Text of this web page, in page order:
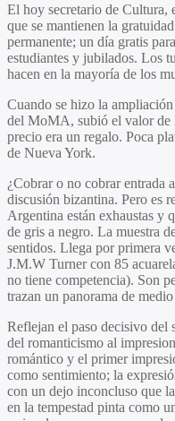
El hoy secretario de Cultura,
que se mantienen la
permanente; un día gratis
estudiantes y jubilados. Los
hacen en la mayoría de los
Cuando se hizo la
del MoMA, subió el valor de
precio era un regalo. Poca
de Nueva York.
¿Cobrar o no cobrar entrada
discusión bizantina. Pero es
Argentina están exhaustas y
de gris a negro. La muestra
sentidos. Llega por primera
J.M.W Turner con 85
no tiene competencia). Son
trazan un panorama de
Reflejan el paso decisivo
del romanticismo al
romántico y el primer
como sentimiento; la
con un dejo inconcluso que
en la tempestad pinta como